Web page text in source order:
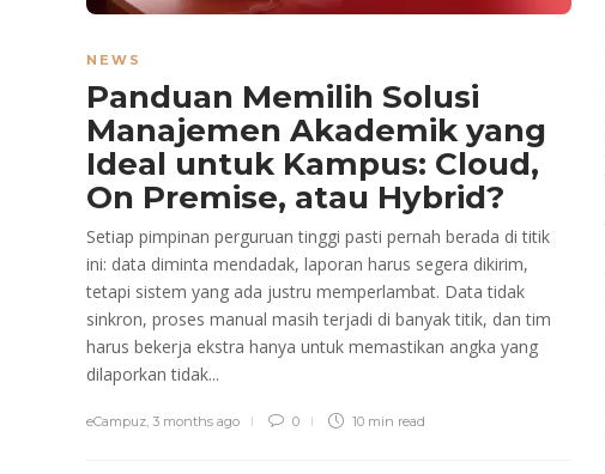
NEWS
Panduan Memilih Solusi
Manajemen Akademik yang
Ideal untuk Kampus: Cloud,
On Premise, atau Hybrid?
Setiap pimpinan perguruan tinggi pasti pernah berada di titik
ini: data diminta mendadak, laporan harus segera dikirim,
tetapi sistem yang ada justru memperlambat. Data tidak
sinkron, proses manual masih terjadi di banyak titik, dan tim
harus bekerja ekstra hanya untuk memastikan angka yang
dilaporkan tidak...
eCampuz, 3 months ago 0 10 min read